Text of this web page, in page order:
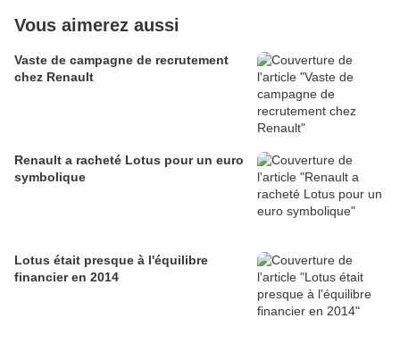
Vous aimerez aussi
Vaste de campagne de recrutement
chez Renault
Renault a racheté Lotus pour un euro
symbolique
Lotus était presque à l'équilibre
financier en 2014